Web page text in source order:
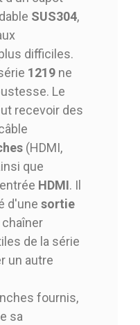
SUS304,
difficiles.
1219 ne
Le
recevoir des
(HDMI,
que
HDMI. Il
d'unesortie
de la série
un autre
fournis,
sa